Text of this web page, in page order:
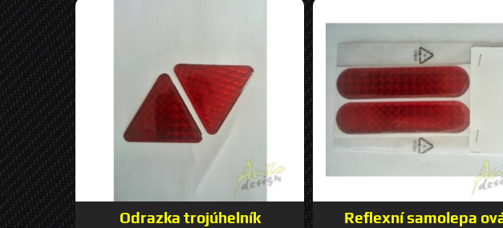
Odrazka trojúhelník
Reflexní samolepa